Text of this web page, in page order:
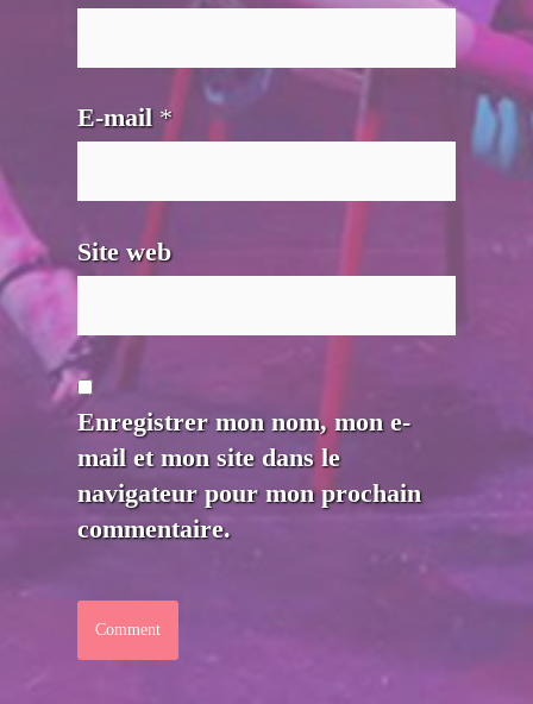
E-mail *
Site web
Enregistrer mon nom, mon e-
mail et mon site dans le
navigateur pour mon prochain
commentaire.